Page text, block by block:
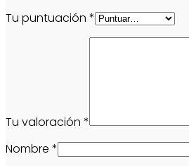
Tu puntuación *
Tu valoración *
Nombre *